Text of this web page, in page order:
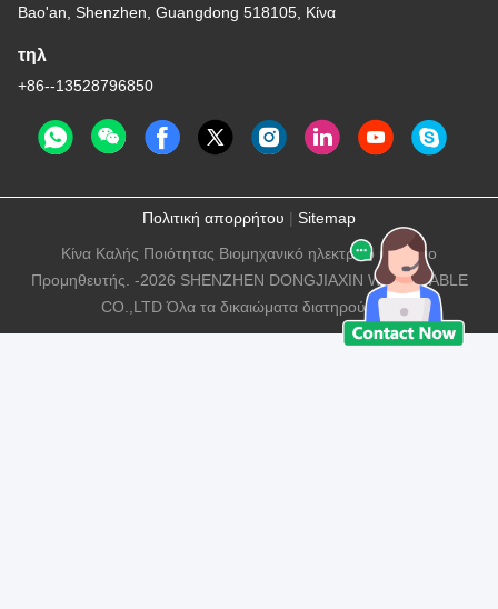
Bao'an, Shenzhen, Guangdong 518105, Κίνα
τηλ
+86--13528796850
Πολιτική απορρήτου | Sitemap
Κίνα Καλής Ποιότητας Βιομηχανικό ηλεκτρικό καλώδιο
Προμηθευτής. -2026 SHENZHEN DONGJIAXIN WIRE&CABLE
CO.,LTD Όλα τα δικαιώματα διατηρούνται.